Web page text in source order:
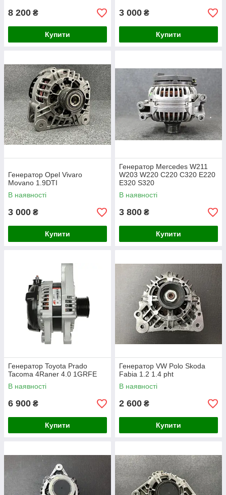
8 200 ₴
Купити
3 000 ₴
Купити
Генератор Opel Vivaro
Movano 1.9DTI
В наявності
3 000 ₴
Купити
Генератор Mercedes W211
W203 W220 C220 C320 E220
E320 S320
В наявності
3 800 ₴
Купити
Генератор Toyota Prado
Tacoma 4Raner 4.0 1GRFE
В наявності
6 900 ₴
Купити
Генератор VW Polo Skoda
Fabia 1.2 1.4 pht
В наявності
2 600 ₴
Купити